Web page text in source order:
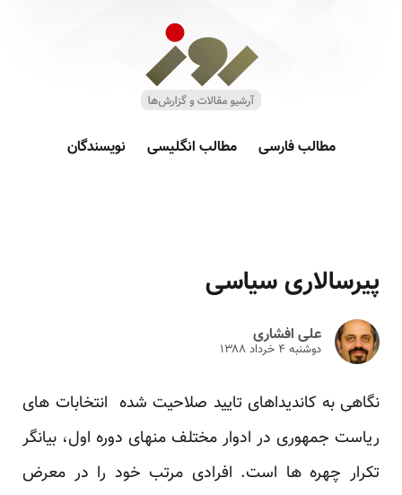
مطالب فارسی مطالب انگلیسی نویسندگان
پیرسالاری سیاسی
علی افشاری
دوشنبه ۴ خرداد ۱۳۸۸
نگاهی به کاندیداهای تایید صلاحیت شده انتخابات های
ریاست جمهوری در ادوار مختلف منهای دوره اول، بیانگر
تکرار چهره ها است. افرادی مرتب خود را در معرض